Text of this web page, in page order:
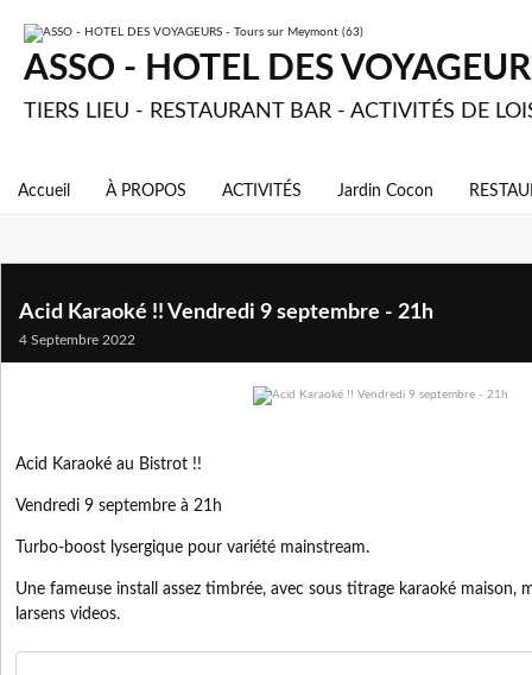
ASSO - HOTEL DES
TIERS LIEU - RESTAURANT BAR - ACTIVITÉS DE
Accueil À PROPOS ACTIVITÉS Jardin Cocon
Acid Karaoké !! Vendredi 9 septembre - 21h
4 Septembre 2022
Acid Karaoké au Bistrot !!
Vendredi 9 septembre à 21h
Turbo-boost lysergique pour variété mainstream.
Une fameuse install assez timbrée, avec sous titrage karaoké maison,
larsens videos.